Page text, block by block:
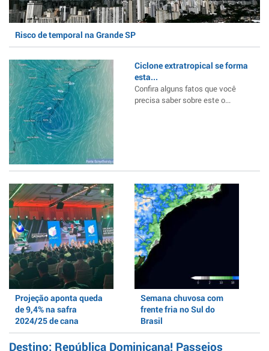
Risco de temporal na Grande SP
Ciclone extratropical se forma
esta...
Confira alguns fatos que você
precisa saber sobre este o...
Projeção aponta queda
de 9,4% na safra
2024/25 de cana
Semana chuvosa com
frente fria no Sul do
Brasil
Destino: República Dominicana! Passeios